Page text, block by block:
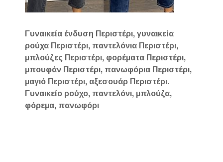
Γυναικεία ένδυση Περιστέρι, γυναικεία
ρούχα Περιστέρι, παντελόνια Περιστέρι,
μπλούζες Περιστέρι, φορέματα Περιστέρι,
μπουφάν Περιστέρι, πανωφόρια Περιστέρι,
μαγιό Περιστέρι, αξεσουάρ Περιστέρι.
Γυναικείο ρούχο, παντελόνι, μπλούζα,
φόρεμα, πανωφόρι